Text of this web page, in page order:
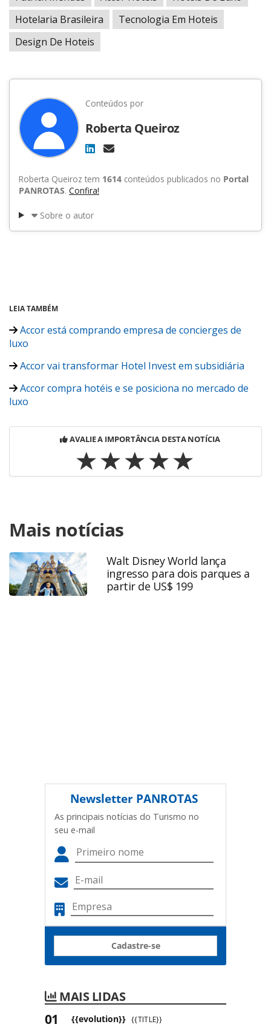
Hotelaria Brasileira
Tecnologia Em Hoteis
Design De Hoteis
Conteúdos por
Roberta Queiroz
Roberta Queiroz tem 1614 conteúdos publicados no Portal
PANROTAS. Confira!
Sobre o autor
LEIA TAMBÉM
Accor está comprando empresa de concierges de
luxo
Accor vai transformar Hotel Invest em subsidiária
Accor compra hotéis e se posiciona no mercado de
luxo
AVALIE A IMPORTÂNCIA DESTA NOTÍCIA
https://www.panrotas.com.br/viagens-
corporativas/hotelaria/2016/08/disruptura-e-design-levam-
accor-a-comprar-marcas_128062.html ou as ferramentas
oferecidas na página. Todo o conteúdo produzido pela
PANROTAS Editora é protegido pela legislação brasileira
sobre direito autoral. Não reproduza o conteúdo sem
Mais notícias
Walt Disney World lança
ingresso para dois parques a
partir de US$ 199
Newsletter PANROTAS
As principais notícias do Turismo no
seu e-mail
Cadastre-se
MAIS LIDAS
{{evolution}} {{TITLE}}